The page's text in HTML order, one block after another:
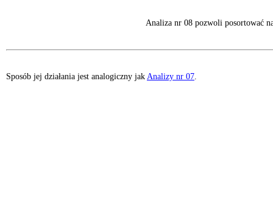
Analiza nr 08 pozwoli posortować
Sposób jej działania jest analogiczny jak Analizy nr 07.